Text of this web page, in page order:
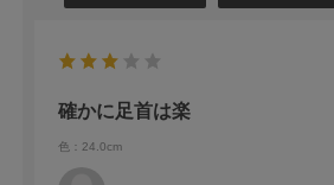
確かに足首は楽
色：24.0cm